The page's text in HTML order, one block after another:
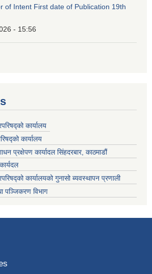
of Intent First date of Publication 19th
- 15:56
कार्यालय
कार्यालय
प्रक्षेपण कार्यादल सिंहदरबार, काठमाडौं
कार्यालयको गुनासो ब्यवस्थापन प्रणाली
पञ्जिकरण विभाग